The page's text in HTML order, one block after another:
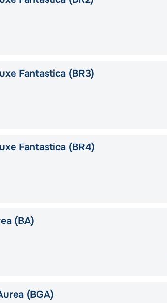
Fantastica (BR3)
Fantastica (BR4)
(BA)
(BGA)